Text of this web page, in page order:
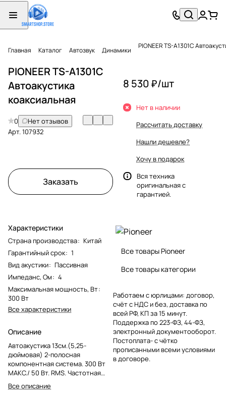
Главная Каталог Автозвук Динамики PIONEER TS-A1301C
PIONEER TS-A1301C
Автоакустика
коаксиальная
0
Нет отзывов
Арт.107932
Заказать
Характеристики
Страна производства: Китай
Гарантийный срок: 1
Вид акустики: Пассивная
Импеданс, Ом: 4
Максимальная мощность, Вт:
300 Вт
Все характеристики
Описание
Автоакустика 13см.(5,25-
дюймовая) 2-полосная
компонентная система. 300 Вт
МАКС./ 50 Вт. RMS. Частотная
характеристика 42 Гц - 58 кГц.
Чувствительность 89 дБ. 4 Ом.
Все описание
8 530 ₽/шт
Нет в наличии
Рассчитать доставку
Нашли дешевле?
Хочу в подарок
Вся техника
оригинальная с
гарантией.
Все товары Pioneer
Все товары категории
Работаем с юрлицами: договор,
счёт с НДС и без, доставка по
всей РФ, КП за 15 минут.
Поддержка по 223-ФЗ, 44-ФЗ,
электронный документооборот.
Постоплата- с чётко
прописанными всеми условиями
в договоре.